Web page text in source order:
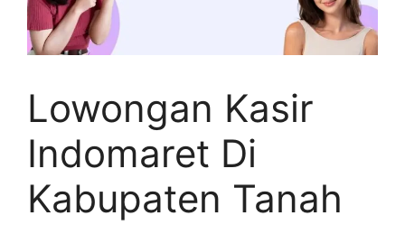
Lowongan Kasir
Indomaret Di
Kabupaten Tanah